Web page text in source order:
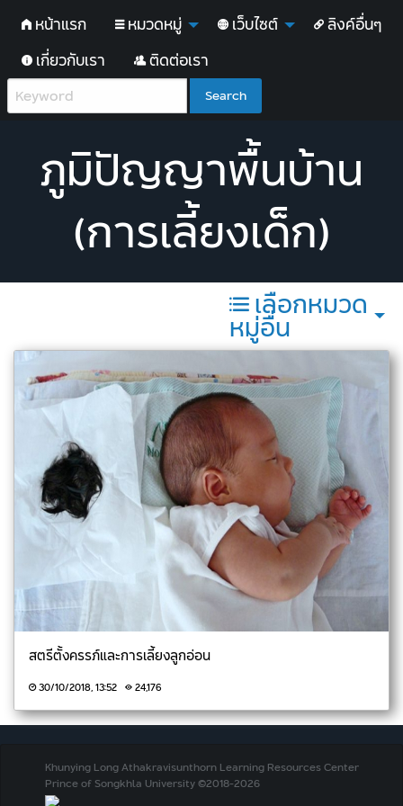
หน้าแรก หมวดหมู่ เว็บไซต์
ลิงค์อื่นๆ
เกี่ยวกับเรา
ติดต่อเรา
Search
ภูมิปัญญาพื้นบ้าน
(การเลี้ยงเด็ก)
เลือกหมวด
หมู่อื่น
สตรีตั้งครรภ์และการเลี้ยงลูกอ่อน
30/10/2018, 13:52 24,176
Khunying Long Athakravisunthorn Learning Resources Center
Prince of Songkhla University ©2018-2026